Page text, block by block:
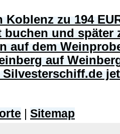
Koblenz zu 194
buchen und später
auf dem
auf
Silvesterschiff.de
Sitemap